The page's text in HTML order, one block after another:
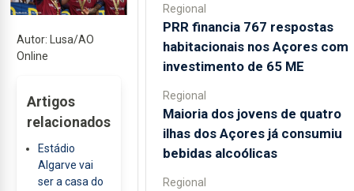
Autor: Lusa/AO
Online
Artigos
relacionados
Estádio
Algarve vai
ser a casa do
Regional
PRR financia 767 respostas
habitacionais nos Açores com
investimento de 65 ME
Regional
Maioria dos jovens de quatro
ilhas dos Açores já consumiu
bebidas alcoólicas
Regional